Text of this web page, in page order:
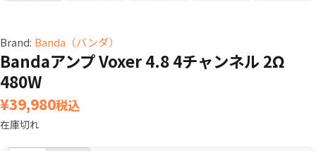
Brand: Banda（バンダ）
Bandaアンプ Voxer 4.8 4チャンネル 2Ω
480W
¥39,980税込
在庫切れ